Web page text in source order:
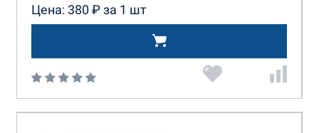
Цена: 380 ₽ за 1 шт